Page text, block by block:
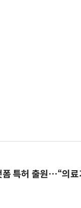
특허 출원…“의